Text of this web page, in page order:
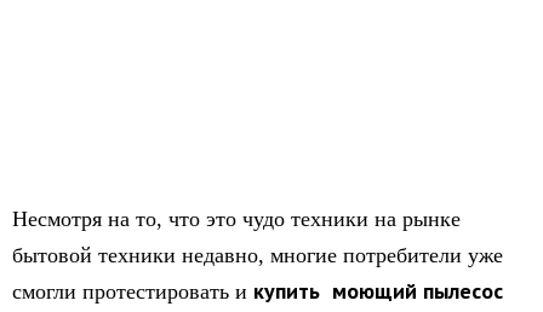
Несмотря на то, что это чудо техники на рынке
бытовой техники недавно, многие потребители уже
смогли протестировать и купить моющий пылесос